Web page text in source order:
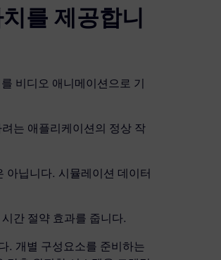
를 제공합니
비디오 애니메이션으로 기
는 애플리케이션의 정상 작
아닙니다. 시뮬레이션 데이터
간 절약 효과를 줍니다.
. 개별 구성요소를 준비하는